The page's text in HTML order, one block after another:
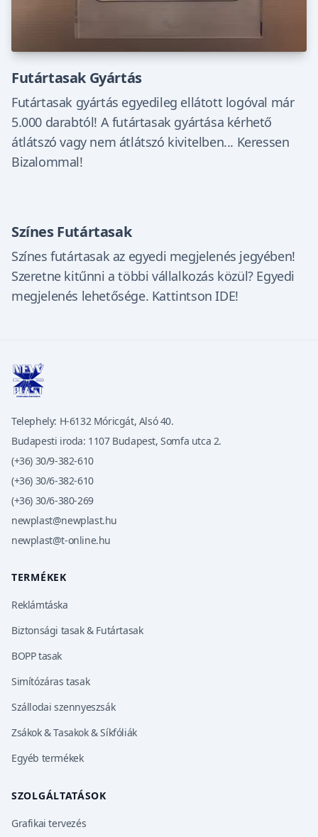
Futártasak Gyártás
Futártasak gyártás egyedileg ellátott logóval már
5.000 darabtól! A futártasak gyártása kérhető
átlátszó vagy nem átlátszó kivitelben... Keressen
Bizalommal!
Színes Futártasak
Színes futártasak az egyedi megjelenés jegyében!
Szeretne kitűnni a többi vállalkozás közül? Egyedi
megjelenés lehetősége. Kattintson IDE!
Telephely: H-6132 Móricgát, Alsó 40.
Budapesti iroda: 1107 Budapest, Somfa utca 2.
(+36) 30/9-382-610
(+36) 30/6-382-610
(+36) 30/6-380-269
newplast@newplast.hu
newplast@t-online.hu
TERMÉKEK
Reklámtáska
Biztonsági tasak & Futártasak
BOPP tasak
Simítózáras tasak
Szállodai szennyeszsák
Zsákok & Tasakok & Síkfóliák
Egyéb termékek
SZOLGÁLTATÁSOK
Grafikai tervezés